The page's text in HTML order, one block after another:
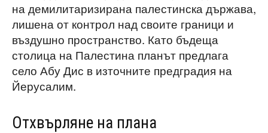
на демилитаризирана палестинска държава,
лишена от контрол над своите граници и
въздушно пространство. Като бъдеща
столица на Палестина планът предлага
село Абу Дис в източните предградия на
Йерусалим.
Отхвърляне на плана